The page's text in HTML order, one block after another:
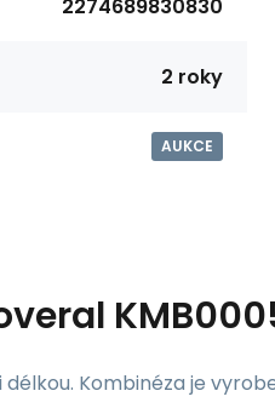
2274689830830
2 roky
AUKCE
délkou. Kombinéza je